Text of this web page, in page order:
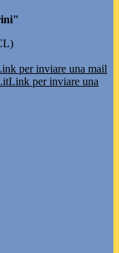
per inviare una mail
Link per inviare una